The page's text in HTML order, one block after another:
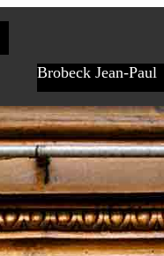
Brobeck Jean-Paul